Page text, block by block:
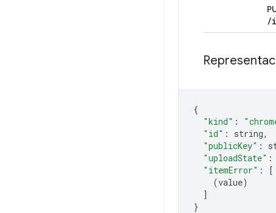
/
{
"kind" :
"id" : string,
"publicKey" :
"uploadState" :
"itemError" :
[
(value)
]
}